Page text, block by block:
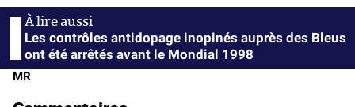
Les contrôles antidopage inopinés auprès des Bleus
ont été arrêtés avant le Mondial 1998
MR